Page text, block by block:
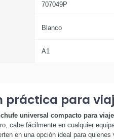
707049P
Blanco
A1
práctica para
universal compacto para viaje
cabe fácilmente en cualquier
en una opción ideal para quienes